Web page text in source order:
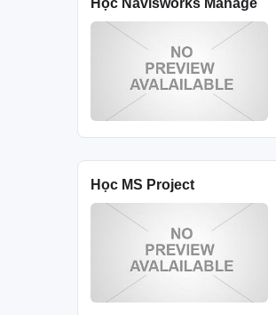
Học Navisworks Manage
Học MS Project